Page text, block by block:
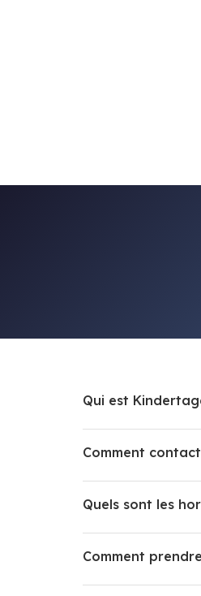
Qui est
Comment
Quels sont les
Comment